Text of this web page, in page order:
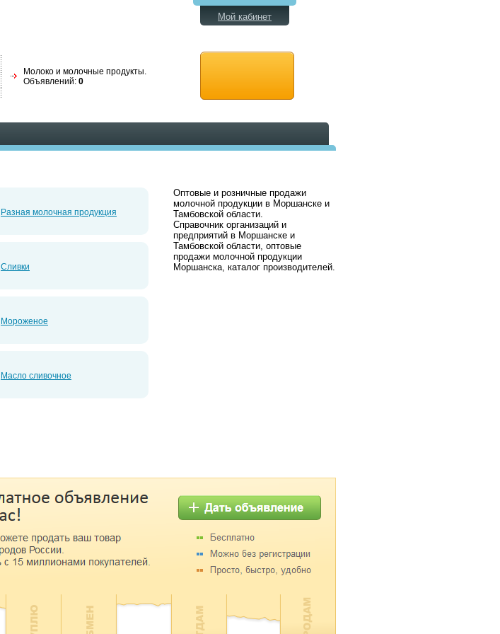
Молоко и молочные продукты.
Объявлений: 0
Мой кабинет
Разная молочная продукция
Сливки
Мороженое
Масло сливочное
Оптовые и розничные продажи
молочной продукции в Моршанске и
Тамбовской области.
Справочник организаций и
предприятий в Моршанске и
Тамбовской области, оптовые
продажи молочной продукции
Моршанска, каталог производителей.